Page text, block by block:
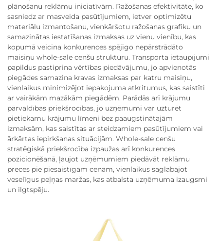
plānošanu reklāmu iniciatīvām. Ražošanas efektivitāte, ko
sasniedz ar masveida pasūtījumiem, ietver optimizētu
materiālu izmantošanu, vienkāršotu ražošanas grafiku un
samazinātas iestatīšanas izmaksas uz vienu vienību, kas
kopumā veicina konkurences spējīgo nepārstrādāto
maisiņu whole-sale cenšu struktūru. Transporta ietaupījumi
papildus pastiprina vērtības piedāvājumu, jo apvienotās
piegādes samazina kravas izmaksas par katru maisiņu,
vienlaikus minimizējot iepakojuma atkritumus, kas saistīti
ar vairākām mazākām piegādēm. Parādās arī krājumu
pārvaldības priekšrocības, jo uzņēmumi var uzturēt
pietiekamu krājumu līmeni bez paaugstinātajām
izmaksām, kas saistītas ar steidzamiem pasūtījumiem vai
ārkārtas iepirkšanas situācijām. Whole-sale cenšu
stratēģiskā priekšrocība izpaužas arī konkurences
pozicionēšanā, ļaujot uzņēmumiem piedāvāt reklāmu
preces pie piesaistīgām cenām, vienlaikus saglabājot
veselīgus peļņas maržas, kas atbalsta uzņēmuma izaugsmi
un ilgtspēju.